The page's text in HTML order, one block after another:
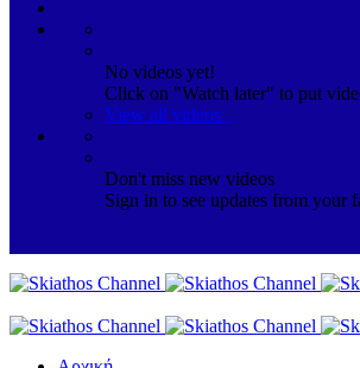
No videos yet!
Click on "Watch later" to put
View all videos
Don't miss new videos
Sign in to see updates from your